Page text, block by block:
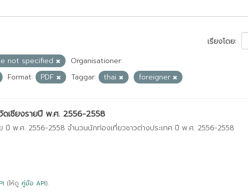
เรียงโดย
not specified
Organisationer:
Format: PDF Taggar: thai foreigner
ดเชียงรายปี พ.ศ. 2556-2558
ปี พ.ศ. 2556-2558 จำนวนนักท่องเที่ยวชาวต่างประเทศ ปี พ.ศ. 2556-2558
(ให้ดู คู่มือ API).